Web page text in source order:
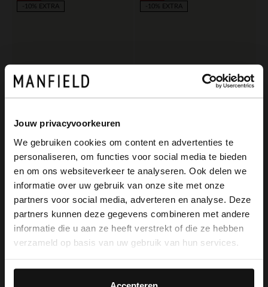
Jouw privacyvoorkeuren
We gebruiken cookies om content en advertenties te
personaliseren, om functies voor social media te bieden
en om ons websiteverkeer te analyseren. Ook delen we
informatie over uw gebruik van onze site met onze
partners voor social media, adverteren en analyse. Deze
partners kunnen deze gegevens combineren met andere
informatie die u aan ze heeft verstrekt of die ze hebben
verzameld op basis van uw gebruik van hun services.
49.99
20.00
-10% EXTRA
49.99
20.00
-10% EXTRA
×
View this website in English?
It looks like your language isn't Dutch. Would
you like to switch to English?
English